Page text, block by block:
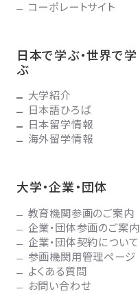
コーポレートサイト
日本で学ぶ・世界で学
ぶ
大学紹介
日本語ひろば
日本留学情報
海外留学情報
大学・企業・団体
教育機関参画のご案内
企業・団体参画のご案内
企業・団体契約について
参画機関用管理ページ
よくある質問
お問い合わせ